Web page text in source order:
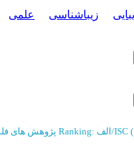
زیباشناسی علمی
پژوهش های Ranking: الف/ISC